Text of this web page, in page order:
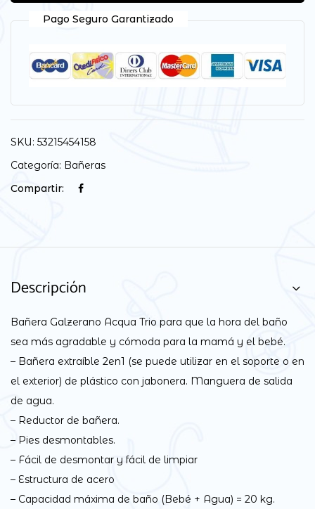
Pago Seguro Garantizado
SKU: 53215454158
Categoría: Bañeras
Compartir:
Descripción
Bañera Galzerano Acqua Trio para que la hora del baño
sea más agradable y cómoda para la mamá y el bebé.
– Bañera extraíble 2en1 (se puede utilizar en el soporte o en
el exterior) de plástico con jabonera. Manguera de salida
de agua.
– Reductor de bañera.
– Pies desmontables.
– Fácil de desmontar y fácil de limpiar
– Estructura de acero
– Capacidad máxima de baño (Bebé + Agua) = 20 kg.